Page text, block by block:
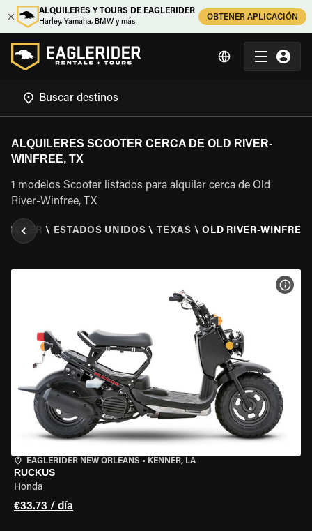
ALQUILERES Y TOURS DE EAGLERIDER
Harley, Yamaha, BMW y más
OBTENER APLICACIÓN
ALQUILERES SCOOTER CERCA DE OLD RIVER-
WINFREE, TX
1 modelos Scooter listados para alquilar cerca de Old
River-Winfree, TX
\ ESTADOS UNIDOS \ TEXAS \ OLD RIVER-
EAGLERIDER NEW ORLEANS • KENNER, LA
RUCKUS
Honda
€33.73 / día
VER